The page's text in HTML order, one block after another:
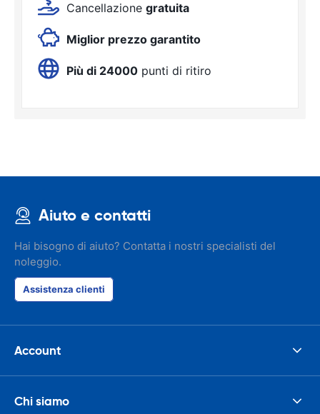
Cancellazione gratuita
Miglior prezzo garantito
Più di 24000 punti di ritiro
Aiuto e contatti
Hai bisogno di aiuto? Contatta i nostri specialisti del
noleggio.
Assistenza clienti
Account
Chi siamo